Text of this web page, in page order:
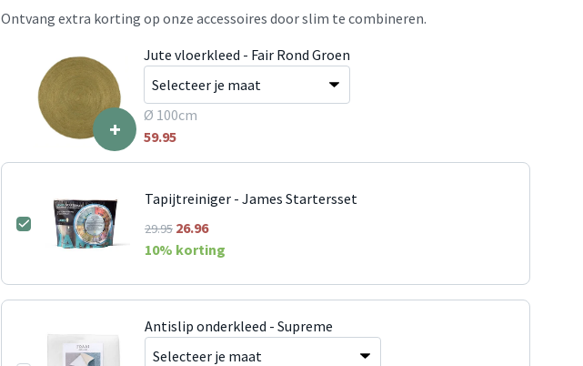
Ontvang extra korting op onze accessoires door slim te combineren.
+
Jute vloerkleed - Fair Rond Groen
Ø 100cm
59.95
Tapijtreiniger - James Startersset
29.95 26.96
10% korting
Antislip onderkleed - Supreme